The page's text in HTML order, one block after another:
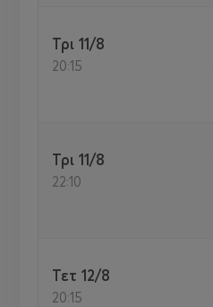
Τρι 11/8
20:15
Τρι 11/8
22:10
Τετ 12/8
20:15